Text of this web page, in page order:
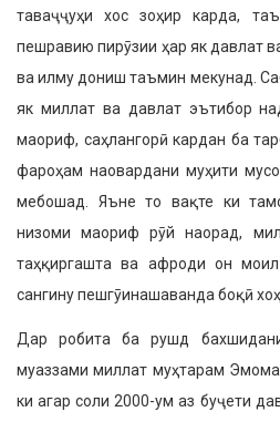
таваҷҷуҳи хос зоҳир карда,
пешравию пирӯзии ҳар як дав­лат
ва илму дониш таъмин мекунад.
як миллат ва давлат эътибор
маориф, саҳлангорӣ кардан ба
фароҳам наовардани муҳити
мебошад. Яъне то вақте ки
низоми маориф рӯй наорад,
таҳқиргашта ва афроди он
сангину пешгӯинашаванда боқӣ
Дар робита ба рушд
муаззами миллат муҳтарам
ки агар соли 2000-ум аз буҷети